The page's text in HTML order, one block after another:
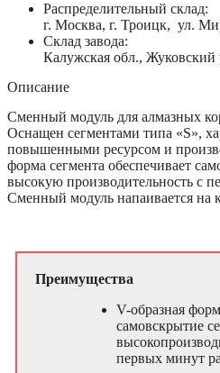
Распределительный склад:
г. Москва, г. Троицк, ул.
Склад завода:
Калужская обл., Жуковский
Описание
Сменный модуль для алмазных
Оснащен сегментами типа «S»,
повышенными ресурсом и
форма сегмента обеспечивает
высокую производительность с
Сменный модуль напаивается на
Преимущества
V-образная
самовскрытие
первых минут